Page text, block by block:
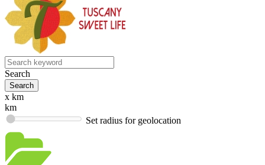
Search
x km
km
Set radius for geolocation